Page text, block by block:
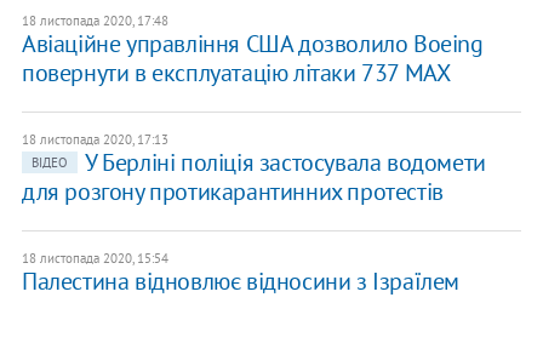
18 листопада 2020, 17:48
Авіаційне управління США дозволило Boeing
повернути в експлуатацію літаки 737 MAX
18 листопада 2020, 17:13
ВІДЕО
У Берліні поліція застосувала водомети
для розгону протикарантинних протестів
18 листопада 2020, 15:54
Палестина відновлює відносини з Ізраїлем